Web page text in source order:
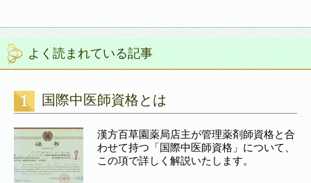
よく読まれている記事
国際中医師資格とは
漢方百草園薬局店主が管理薬剤師資格と合
わせて持つ「国際中医師資格」について、
この項で詳しく解説いたします。